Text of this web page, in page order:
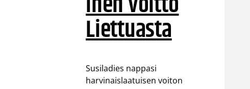
Liettuasta
Susiladies nappasi
harvinaislaatuisen voiton